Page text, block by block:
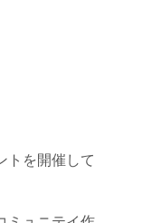
トを開催して